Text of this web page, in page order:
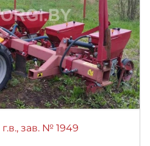
зав. № 1949